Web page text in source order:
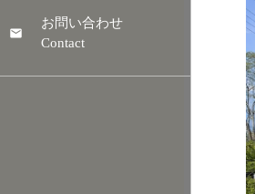
お問い合わせ
Contact